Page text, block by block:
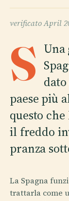
verificatoApril
S Una
paese più
questo
il freddo
pranza
La Spagna
trattarla come